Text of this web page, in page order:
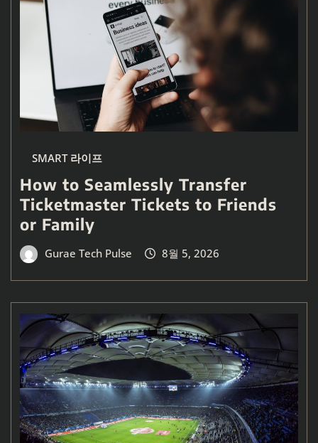
SMART 라이프
How to Seamlessly Transfer
Ticketmaster Tickets to Friends
or Family
Gurae Tech Pulse 8월 5, 2026